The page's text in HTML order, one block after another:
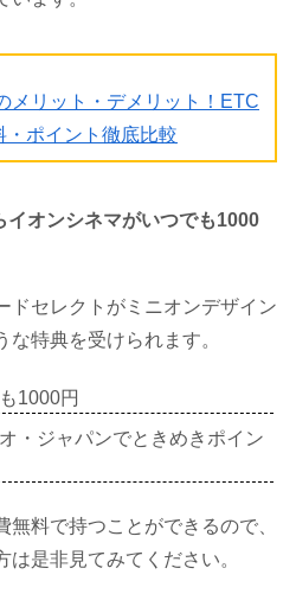
メリット・デメリット！ETC
・ポイント徹底比較
イオンシネマがいつでも1000
ドセレクトがミニオンデザイン
特典を受けられます。
1000円
・ジャパンでときめきポイン
無料で持つことができるので、
是非見てみてください。